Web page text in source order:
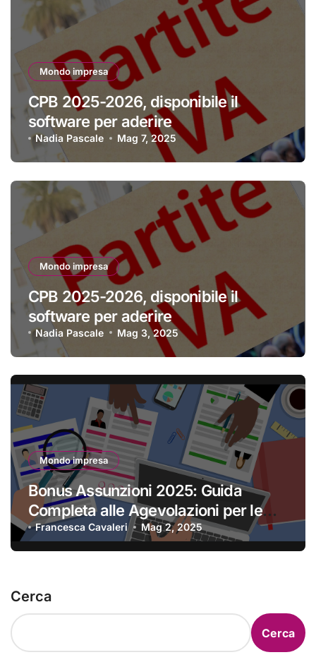
Mondo impresa
CPB 2025-2026, disponibile il
software per aderire
Nadia Pascale Mag 7, 2025
Mondo impresa
CPB 2025-2026, disponibile il
software per aderire
Nadia Pascale Mag 3, 2025
Mondo impresa
Bonus Assunzioni 2025: Guida
Completa alle Agevolazioni per le
Imprese
Francesca Cavaleri Mag 2, 2025
Cerca
Cerca